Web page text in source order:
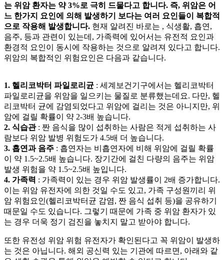
는 위암 환자는 약 3%로 극히 드물다고 합니다. 즉, 위암은 어
느 한가지 요인에 의해 발생하기 보다는 여러 요인들이 복합적
으로 작용해 발생합니다. 현재 알려진 바로는 , 식생활, 흡연,
음주, 등과 관련이 있는데, 가족력에 있어서는 유전적 요인과
환경적 요인이 동시에 작용하는 것으로 알려져 있다고 합니다.
위암의 복합적인 위험요인은 다음과 같습니다.
1. 헬리코박터 파일로리균 : 세계보건기구에서는 헬리코박터
파일로리균을 위암을 일으키는 물질로 분류했는데요. 다만, 헬
리코박터 균에 감염되었다고 위암에 걸리는 것은 아니지만, 위
암에 걸릴 확률이 약 2-3배 높습니다.
2. 식습관: 짠 음식을 많이 섭취하는 사람은 적게 섭취하는 사
람보다 위암 발병 위험도가 4.5배 더 높습니다.
3. 흡연과 음주 : 흡연자는 비흡연자에 비해 위암에 걸릴 확률
이 약 1.5~2.5배 높습니다. 장기간에 걸친 다량의 음주는 위암
발생 위험을 약 1.5~2.5배 높입니다.
4. 가족력 : 가족력이 있는 경우 위암 발생률이 2배 증가합니다.
이는 위암 유전자에 의한 것일 수도 있고, 가족 구성원끼리 위
암 위험요인(헬리코박터균 감염, 짠 음식 섭취 등)을 공유하기
때문일 수도 있습니다. 그렇기 때문에 가족 중 위암 환자가 있
는 경우 더욱 정기 검진을 놓치지 말고 받아야 합니다.
또한 유전성 위암 위험 유전자가 확인된다고 꼭 위암이 발생하
는 것은 아닙니다. 해외 공신력 있는 기관에 따르면, 아래와 같